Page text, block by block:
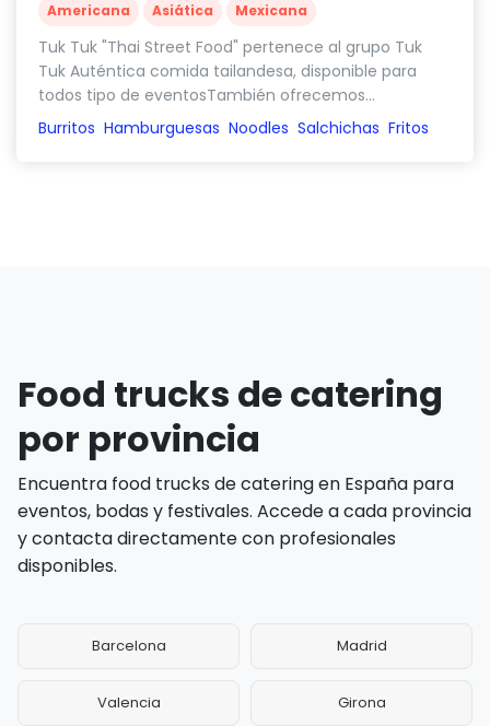
Americana Asiática Mexicana
Tuk Tuk "Thai Street Food" pertenece al grupo Tuk
Tuk Auténtica comida tailandesa, disponible para
todos tipo de eventosTambién ofrecemos...
Burritos Hamburguesas Noodles Salchichas Fritos
Food trucks de catering
por provincia
Encuentra food trucks de catering en España para
eventos, bodas y festivales. Accede a cada provincia
y contacta directamente con profesionales
disponibles.
Barcelona Madrid
Valencia Girona